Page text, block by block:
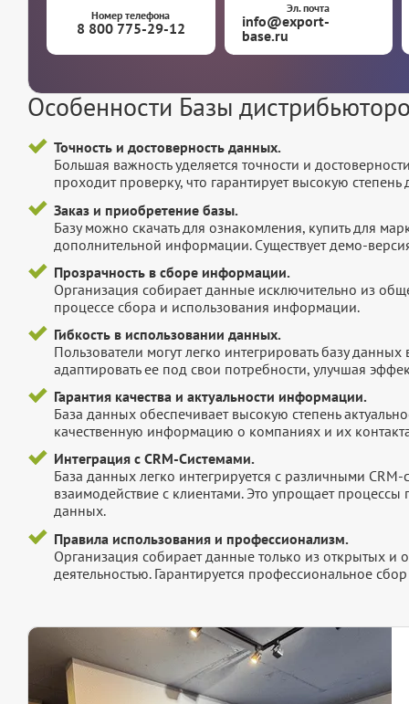
Номер телефона
8 800 775-29-12
Эл. почта
info@export-
base.ru
Особенности Базы
Точность и достоверность данных.
Большая важность уделяется точности и
проходит проверку, что гарантирует высокую
Заказ и приобретение базы.
Базу можно скачать для ознакомления, купить для
дополнительной информации. Существует демо-
Прозрачность в сборе информации.
Организация собирает данные исключительно из
процессе сбора и использования информации.
Гибкость в использовании данных.
Пользователи могут легко интегрировать базу
адаптировать ее под свои потребности, улучшая
Гарантия качества и актуальности информации.
База данных обеспечивает высокую степень
качественную информацию о компаниях и их
Интеграция с CRM-Системами.
База данных легко интегрируется с различными
взаимодействие с клиентами. Это упрощает
данных.
Правила использования и профессионализм.
Организация собирает данные только из открытых и
деятельностью. Гарантируется профессиональное